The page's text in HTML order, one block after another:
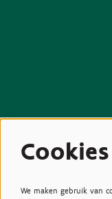
Cookies
We maken gebruik van